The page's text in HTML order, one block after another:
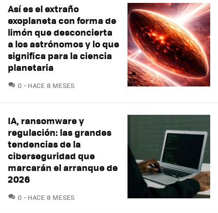
Así es el extraño
exoplaneta con forma de
limón que desconcierta
a los astrónomos y lo que
significa para la ciencia
planetaria
0 COMENTARIOS
HACE 8 MESES
IA, ransomware y
regulación: las grandes
tendencias de la
ciberseguridad que
marcarán el arranque de
2026
0 COMENTARIOS
HACE 8 MESES